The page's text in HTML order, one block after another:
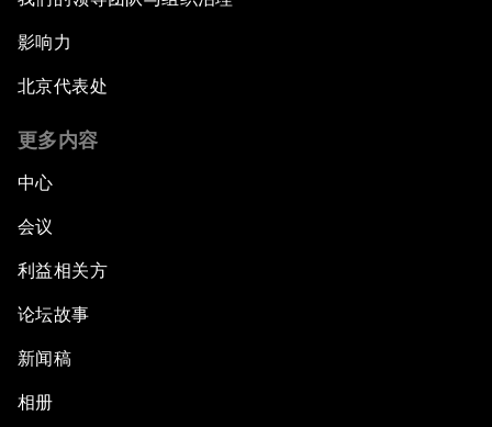
影响力
北京代表处
更多内容
中心
会议
利益相关方
论坛故事
新闻稿
相册